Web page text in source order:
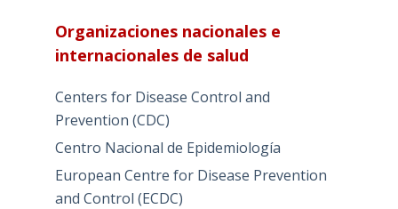
Organizaciones nacionales e
internacionales de salud
Centers for Disease Control and
Prevention (CDC)
Centro Nacional de Epidemiología
European Centre for Disease Prevention
and Control (ECDC)